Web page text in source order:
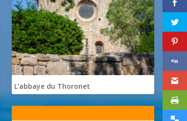
L'abbaye du Thoronet